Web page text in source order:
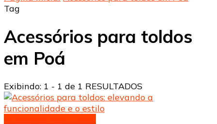
Tag
Acessórios para toldos
em Poá
Exibindo: 1 - 1 de 1 RESULTADOS